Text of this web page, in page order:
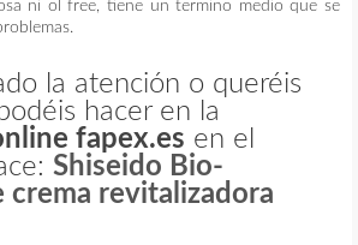
ni ol free, tiene un termino medio que se
la atención o queréis
hacer en la
fapex.es en el
Shiseido Bio-
crema revitalizadora